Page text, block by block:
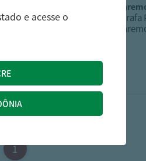
Resonda
1
e acesse o